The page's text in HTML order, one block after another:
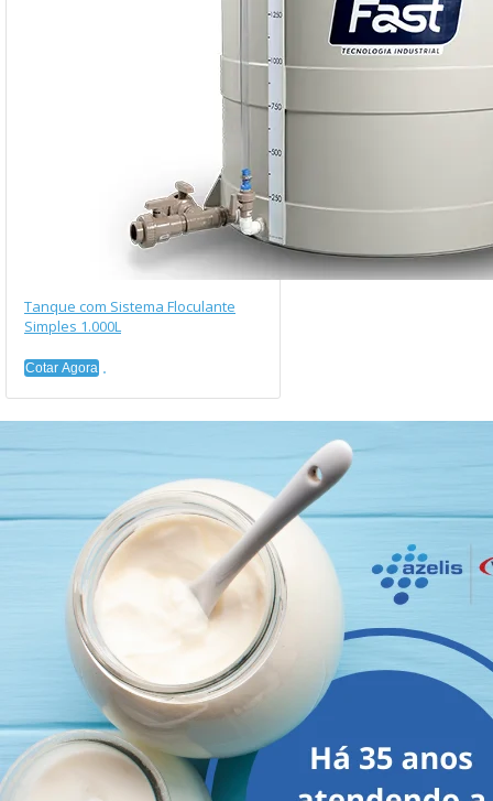
Tanque com Sistema Floculante
Simples 1.000L
Cotar Agora